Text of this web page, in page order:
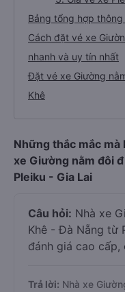
Bảng tổng hợp
Cách đặt vé xe
nhanh và uy tín nhất
Đặt vé xe Giường
Khê
Những thắc mắc
xe Giường nằm đôi
Pleiku - Gia Lai
Câu hỏi: Nhà xe
Khê - Đà Nẵng từ
đánh giá cao
Trả lời: Nhà xe